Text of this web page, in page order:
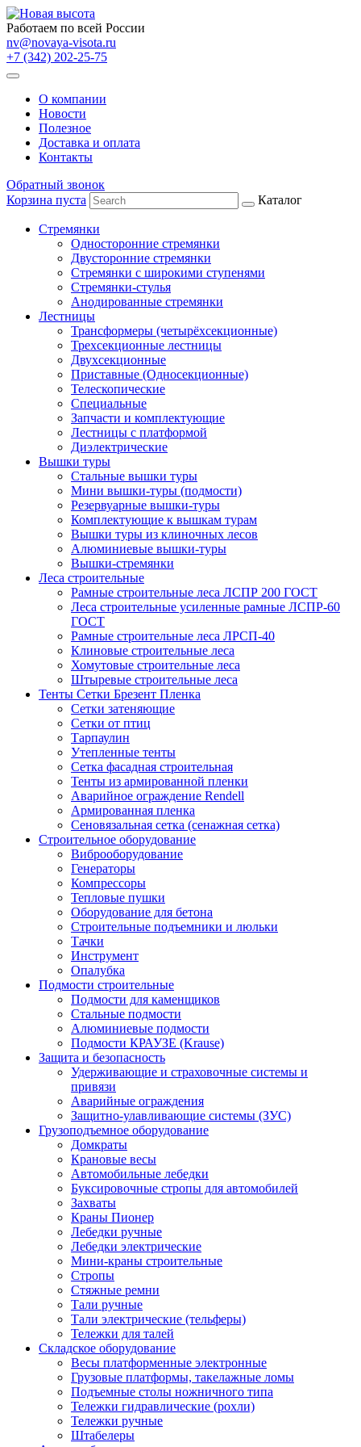
Работаем по всей России
nv@novaya-visota.ru
+7 (342) 202-25-75
О компании
Новости
Полезное
Доставка и оплата
Контакты
Обратный звонок
Корзина пуста
Каталог
Стремянки
Односторонние стремянки
Двусторонние стремянки
Стремянки с широкими ступенями
Стремянки-стулья
Анодированные стремянки
Лестницы
Трансформеры (четырёхсекционные)
Трехсекционные лестницы
Двухсекционные
Приставные (Односекционные)
Телескопические
Специальные
Запчасти и комплектующие
Лестницы с платформой
Диэлектрические
Вышки туры
Стальные вышки туры
Мини вышки-туры (подмости)
Резервуарные вышки-туры
Комплектующие к вышкам турам
Вышки туры из клиночных лесов
Алюминиевые вышки-туры
Вышки-стремянки
Леса строительные
Рамные строительные леса ЛСПР 200 ГОСТ
Леса строительные усиленные рамные ЛСПР-60
ГОСТ
Рамные строительные леса ЛРСП-40
Клиновые строительные леса
Хомутовые строительные леса
Штыревые строительные леса
Тенты Сетки Брезент Пленка
Сетки затеняющие
Сетки от птиц
Тарпаулин
Утепленные тенты
Сетка фасадная строительная
Тенты из армированной пленки
Аварийное ограждение Rendell
Армированная пленка
Сеновязальная сетка (сенажная сетка)
Строительное оборудование
Виброоборудование
Генераторы
Компрессоры
Тепловые пушки
Оборудование для бетона
Строительные подъемники и люльки
Тачки
Инструмент
Опалубка
Подмости строительные
Подмости для каменщиков
Стальные подмости
Алюминиевые подмости
Подмости КРАУЗЕ (Krause)
Защита и безопасность
Удерживающие и страховочные системы и
привязи
Аварийные ограждения
Защитно-улавливающие системы (ЗУС)
Грузоподъемное оборудование
Домкраты
Крановые весы
Автомобильные лебедки
Буксировочные стропы для автомобилей
Захваты
Краны Пионер
Лебедки ручные
Лебедки электрические
Мини-краны строительные
Стропы
Стяжные ремни
Тали ручные
Тали электрические (тельферы)
Тележки для талей
Складское оборудование
Весы платформенные электронные
Грузовые платформы, такелажные ломы
Подъемные столы ножничного типа
Тележки гидравлические (рохли)
Тележки ручные
Штабелеры